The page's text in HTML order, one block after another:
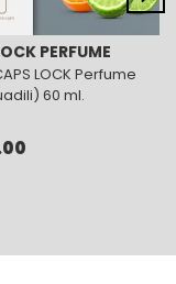
PERFUME
LOCK Perfume
60 ml.